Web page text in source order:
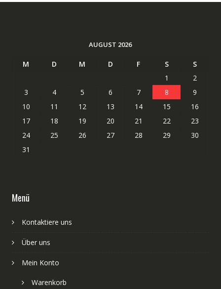
AUGUST 2026
M D M D F S
S
1
2
3
4 5 6 7 8
9
10
11 12 13 14 15
16
17
18 19 20 21 22
23
24
25 26 27 28 29
30
31
Menü
Kontaktiere uns
Über uns
Mein Konto
Warenkorb